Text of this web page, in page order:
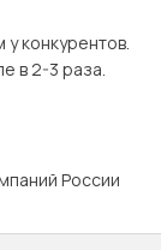
конкурентов.
в 2-3 раза.
России